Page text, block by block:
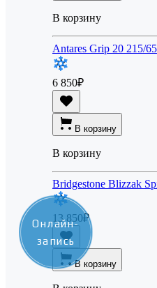
В корзину
Antares Grip 20 215/
6 850₽
В корзину
В корзину
Bridgestone Blizzak
13 850₽
В корзину
Онлайн-
запись